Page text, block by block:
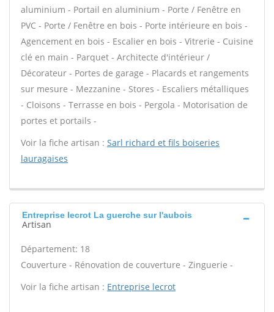
aluminium - Portail en aluminium - Porte / Fenêtre en
PVC - Porte / Fenêtre en bois - Porte intérieure en bois -
Agencement en bois - Escalier en bois - Vitrerie - Cuisine
clé en main - Parquet - Architecte d'intérieur /
Décorateur - Portes de garage - Placards et rangements
sur mesure - Mezzanine - Stores - Escaliers métalliques
- Cloisons - Terrasse en bois - Pergola - Motorisation de
portes et portails -
Voir la fiche artisan : Sarl richard et fils boiseries
lauragaises
Entreprise lecrot La guerche sur l'aubois
Artisan
Département: 18
Couverture - Rénovation de couverture - Zinguerie -
Voir la fiche artisan : Entreprise lecrot